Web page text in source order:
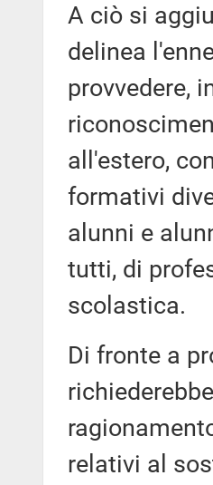
A ciò si
delinea
provvedere,
all'estero,
formativi
alunni e
tutti, di
scolastica.
Di fronte a
relativi al